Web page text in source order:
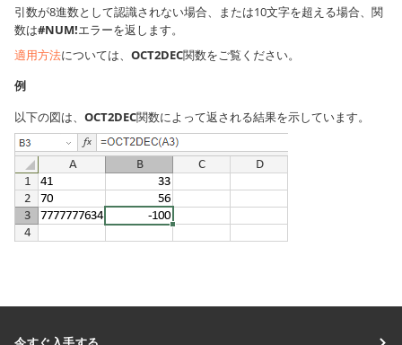
引数が8進数として認識されない場合、または10文字を超える場合、関
数は#NUM!エラーを返します。
適用方法については、 OCT2DEC関数をご覧ください。
例
以下の図は、 OCT2DEC関数によって返される結果を示しています。